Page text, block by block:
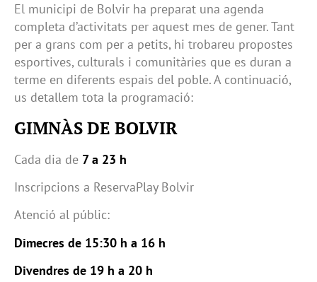
El municipi de Bolvir ha preparat una agenda
completa d’activitats per aquest mes de gener. Tant
per a grans com per a petits, hi trobareu propostes
esportives, culturals i comunitàries que es duran a
terme en diferents espais del poble. A continuació,
us detallem tota la programació:
GIMNÀS DE BOLVIR
Cada dia de 7 a 23 h
Inscripcions a ReservaPlay Bolvir
Atenció al públic:
Dimecres de 15:30 h a 16 h
Divendres de 19 h a 20 h